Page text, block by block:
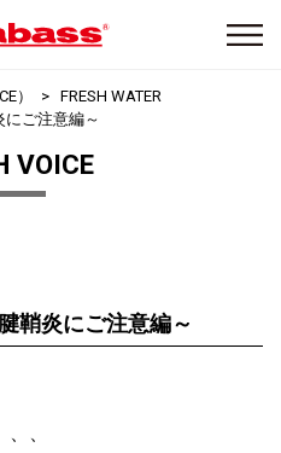
）
FRESH WATER
ご注意編～
VOICE
鞘炎にご注意編～
、